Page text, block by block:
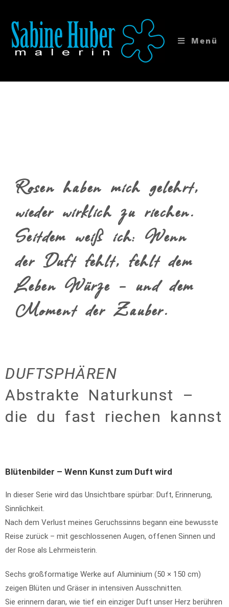
Menü
Rosen haben mich gelehrt,
wieder wirklich zu riechen.
Seitdem weiß ich: Wenn
der Duft fehlt, fehlt dem
Leben Würze – und dem
Moment der Zauber.
DUFTSPHÄREN
Abstrakte Naturkunst –
die du fast riechen kannst
Blütenbilder – Wenn Kunst zum Duft wird
In dieser Serie wird das Unsichtbare spürbar: Duft, Erinnerung,
Sinnlichkeit.
Nach dem Verlust meines Geruchssinns begann eine bewusste
Reise zurück – mit geschlossenen Augen, offenen Sinnen und
der Rose als Lehrmeisterin.
Sechs großformatige Werke auf Aluminium (50 × 150 cm)
zeigen Blüten und Gräser in intensiven Ausschnitten.
Sie erinnern daran, wie tief ein einziger Duft unser Herz berühren